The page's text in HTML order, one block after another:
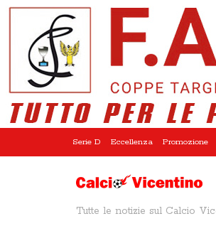
Serie D Eccellenza Promozione
Tutte le notizie sul Calcio